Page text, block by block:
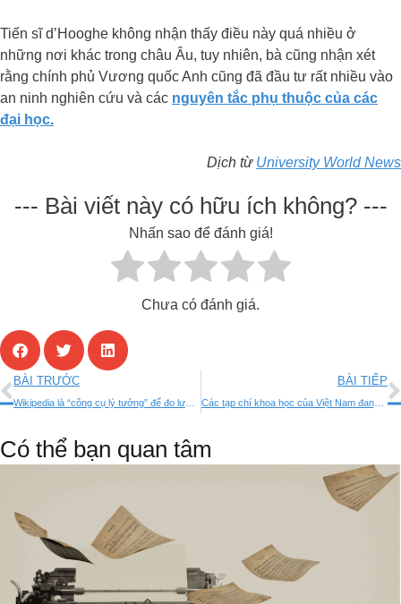
Tiến sĩ d’Hooghe không nhận thấy điều này quá nhiều ở
những nơi khác trong châu Âu, tuy nhiên, bà cũng nhận xét
rằng chính phủ Vương quốc Anh cũng đã đầu tư rất nhiều vào
an ninh nghiên cứu và các nguyên tắc phụ thuộc của các
đại học.
Dịch từ University World News
--- Bài viết này có hữu ích không? ---
Nhấn sao để đánh giá!
Chưa có đánh giá.
BÀI TRƯỚC BÀI TIẾP
Các tạp chí khoa học của Việt Nam đang được chỉ mục trên Cơ sở dữ liệu của Scopus, và Web of Science (Cập nhật tháng 06/2024)
Có thể bạn quan tâm